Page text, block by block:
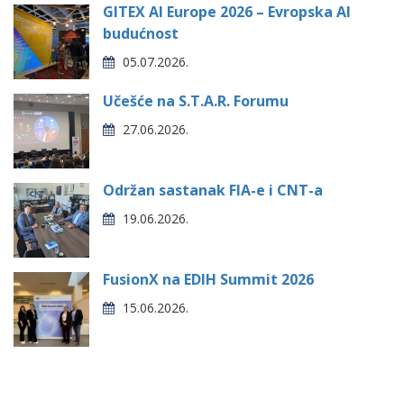
GITEX AI Europe 2026 – Evropska AI
budućnost
05.07.2026.
Učešće na S.T.A.R. Forumu
27.06.2026.
Održan sastanak FIA-e i CNT-a
19.06.2026.
FusionX na EDIH Summit 2026
15.06.2026.